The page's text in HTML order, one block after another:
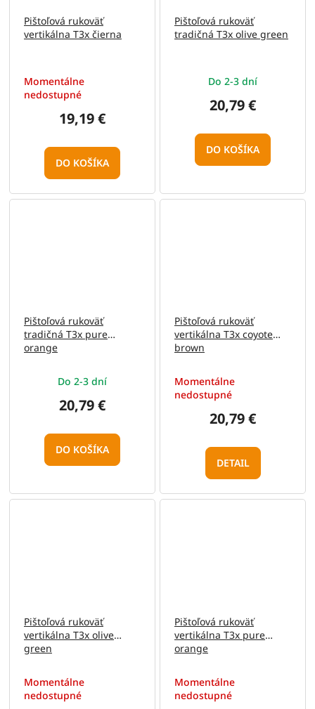
Pištoľová rukoväť
vertikálna T3x čierna
Momentálne
nedostupné
19,19 €
DO KOŠÍKA
Pištoľová rukoväť
tradičná T3x olive green
Do 2-3 dní
20,79 €
DO KOŠÍKA
Pištoľová rukoväť
tradičná T3x pure
orange
Do 2-3 dní
20,79 €
DO KOŠÍKA
Pištoľová rukoväť
vertikálna T3x coyote
brown
Momentálne
nedostupné
20,79 €
DETAIL
Pištoľová rukoväť
vertikálna T3x olive
green
Momentálne
nedostupné
Pištoľová rukoväť
vertikálna T3x pure
orange
Momentálne
nedostupné